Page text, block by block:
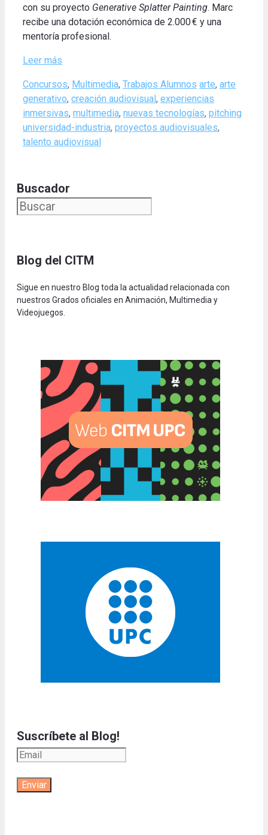
con su proyecto Generative Splatter Painting. Marc
recibe una dotación económica de 2.000 € y una
mentoría profesional.
Leer más
Categories
Concursos, Multimedia, Trabajos Alumnos Tags
arte, arte
generativo, creación audiovisual , experiencias
inmersivas, multimedia, nuevas tecnologías, pitching
universidad-industria, proyectos audiovisuales,
talento audiovisual
Buscador
Blog del CITM
Sigue en nuestro Blog toda la actualidad relacionada con
nuestros Grados oficiales en Animación, Multimedia y
Videojuegos.
Suscríbete al Blog!